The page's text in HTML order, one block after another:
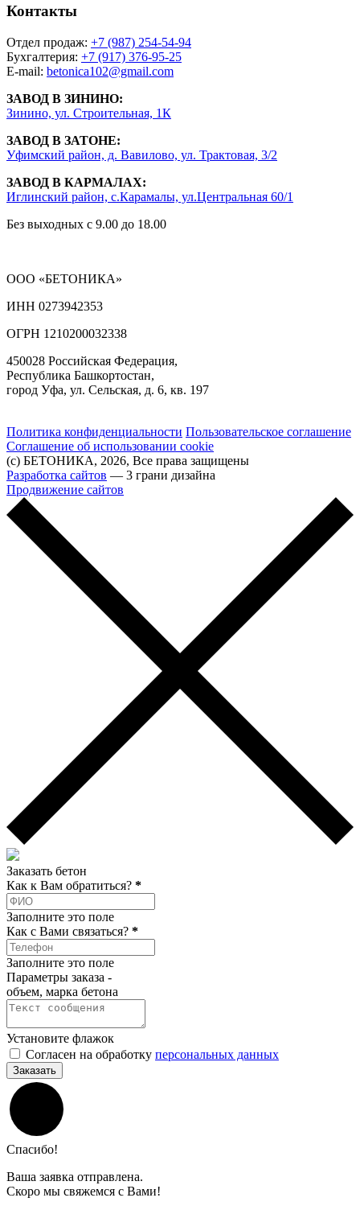
Контакты
Отдел продаж: +7 (987) 254-54-94
Бухгалтерия: +7 (917) 376-95-25
E-mail: betonica102@gmail.com
ЗАВОД В ЗИНИНО:
Зинино, ул. Строительная, 1К
ЗАВОД В ЗАТОНЕ:
Уфимский район, д. Вавилово, ул. Трактовая, 3/2
ЗАВОД В КАРМАЛАХ:
Иглинский район, с.Карамалы, ул.Центральная 60/1
Без выходных с 9.00 до 18.00
ООО «БЕТОНИКА»
ИНН 0273942353
ОГРН 1210200032338
450028 Российская Федерация,
Республика Башкортостан,
город Уфа, ул. Сельская, д. 6, кв. 197
Политика конфиденциальности Пользовательское соглашение
Соглашение об использовании cookie
(с) БЕТОНИКА, 2026, Все права защищены
Разработка сайтов — 3 грани дизайна
Продвижение сайтов
Заказать бетон
Как к Вам обратиться? *
Заполните это поле
Как c Вами связаться? *
Заполните это поле
Параметры заказа -
объем, марка бетона
Установите флажок
Согласен на обработку персональных данных
Заказать
Спасибо!
Ваша заявка отправлена.
Скоро мы свяжемся с Вами!